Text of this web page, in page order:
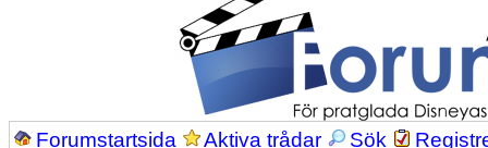
Forumstartsida Aktiva trådar Sök